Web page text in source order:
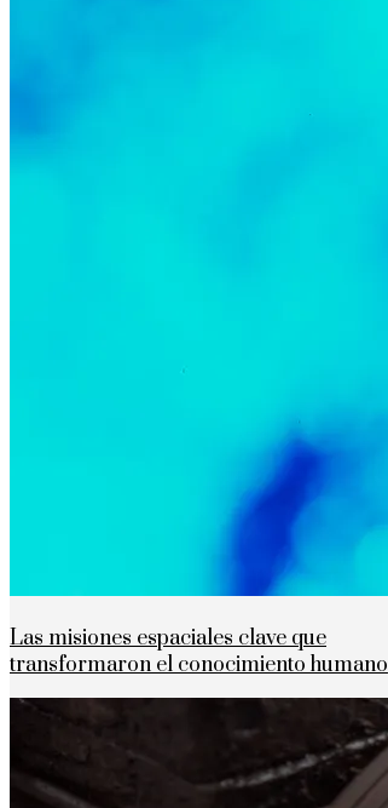
Las misiones espaciales clave que
transformaron el conocimiento humano